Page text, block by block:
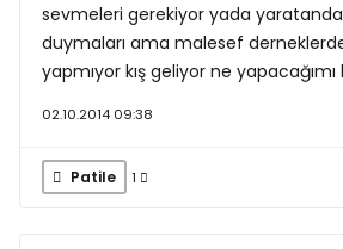
sevmeleri gerekiyor yada
duymaları ama malesef
yapmıyor kış geliyor ne
02.10.2014 09:38
Patile 1